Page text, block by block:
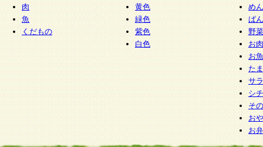
肉
魚
くだもの
黄色
緑色
紫色
白色
めん
ぱん
野
お
お
た
サ
シ
そ
お
お